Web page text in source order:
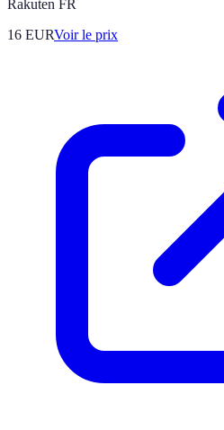
Rakuten FR
16 EURVoir le prix